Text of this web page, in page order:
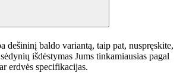
dešininį baldo variantą, taip pat, nuspręskite,
išdėstymas Jums tinkamiausias pagal
erdvės specifikacijas.